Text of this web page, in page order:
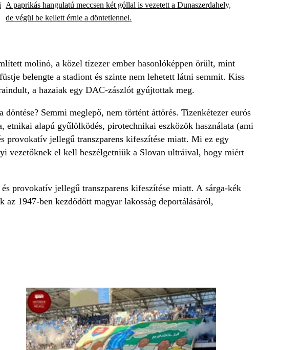
A paprikás hangulatú meccsen két góllal is vezetett a Dunaszerdahely,
de végül be kellett érnie a döntetlennel.
molinó, a közel tízezer ember hasonlóképpen örült, mint
belengte a stadiont és szinte nem lehetett látni semmit. Kiss
a hazaiak egy DAC-zászlót gyújtottak meg.
Semmi meglepő, nem történt áttörés. Tizenkétezer eurós
etnikai alapú gyűlölködés, pirotechnikai eszközök használata (ami
provokatív jellegű transzparens kifeszítése miatt. Mi ez egy
vezetőknek el kell beszélgetniük a Slovan ultráival, hogy miért
provokatív jellegű transzparens kifeszítése miatt. A sárga-kék
1947-ben kezdődött magyar lakosság deportálásáról,